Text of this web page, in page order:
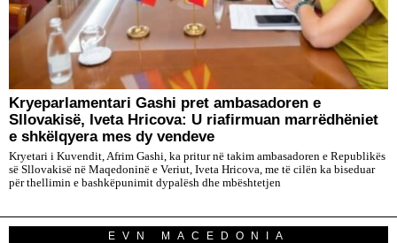
Kryeparlamentari Gashi pret ambasadoren e
Sllovakisë, Iveta Hricova: U riafirmuan marrëdhëniet
e shkëlqyera mes dy vendeve
Kryetari i Kuvendit, Afrim Gashi, ka pritur në takim ambasadoren e Republikës
së Sllovakisë në Maqedoninë e Veriut, Iveta Hricova, me të cilën ka biseduar
për thellimin e bashkëpunimit dypalësh dhe mbështetjen
EVN MACEDONIA